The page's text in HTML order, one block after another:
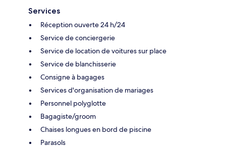
Services
Réception ouverte 24 h/24
Service de conciergerie
Service de location de voitures sur place
Service de blanchisserie
Consigne à bagages
Services d'organisation de mariages
Personnel polyglotte
Bagagiste/groom
Chaises longues en bord de piscine
Parasols